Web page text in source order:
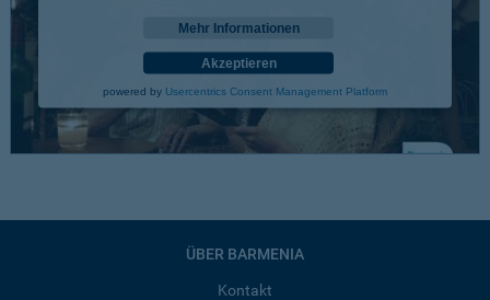
Mehr Informationen
Akzeptieren
powered by Usercentrics Consent Management Platform
ÜBER BARMENIA
Kontakt